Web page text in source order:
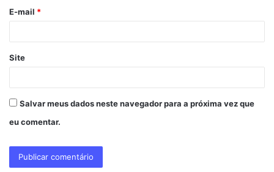
*
E-mail *
Site
Salvar meus dados neste navegador para a próxima vez que
eu comentar.